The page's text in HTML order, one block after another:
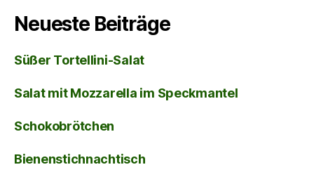
Neueste Beiträge
Süßer Tortellini-Salat
Salat mit Mozzarella im Speckmantel
Schokobrötchen
Bienenstichnachtisch